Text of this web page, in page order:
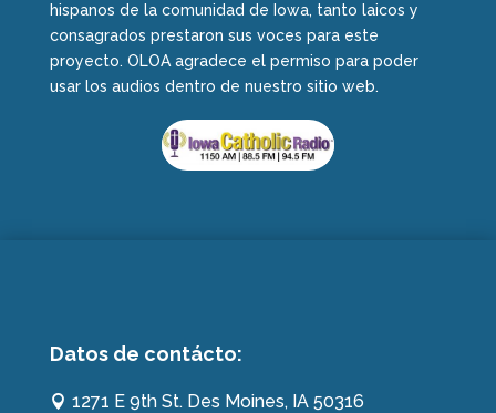
hispanos de la comunidad de Iowa, tanto laicos y
consagrados prestaron sus voces para este
proyecto. OLOA agradece el permiso para poder
usar los audios dentro de nuestro sitio web.
Datos de contácto:
 1271 E 9th St. Des Moines, IA 50316